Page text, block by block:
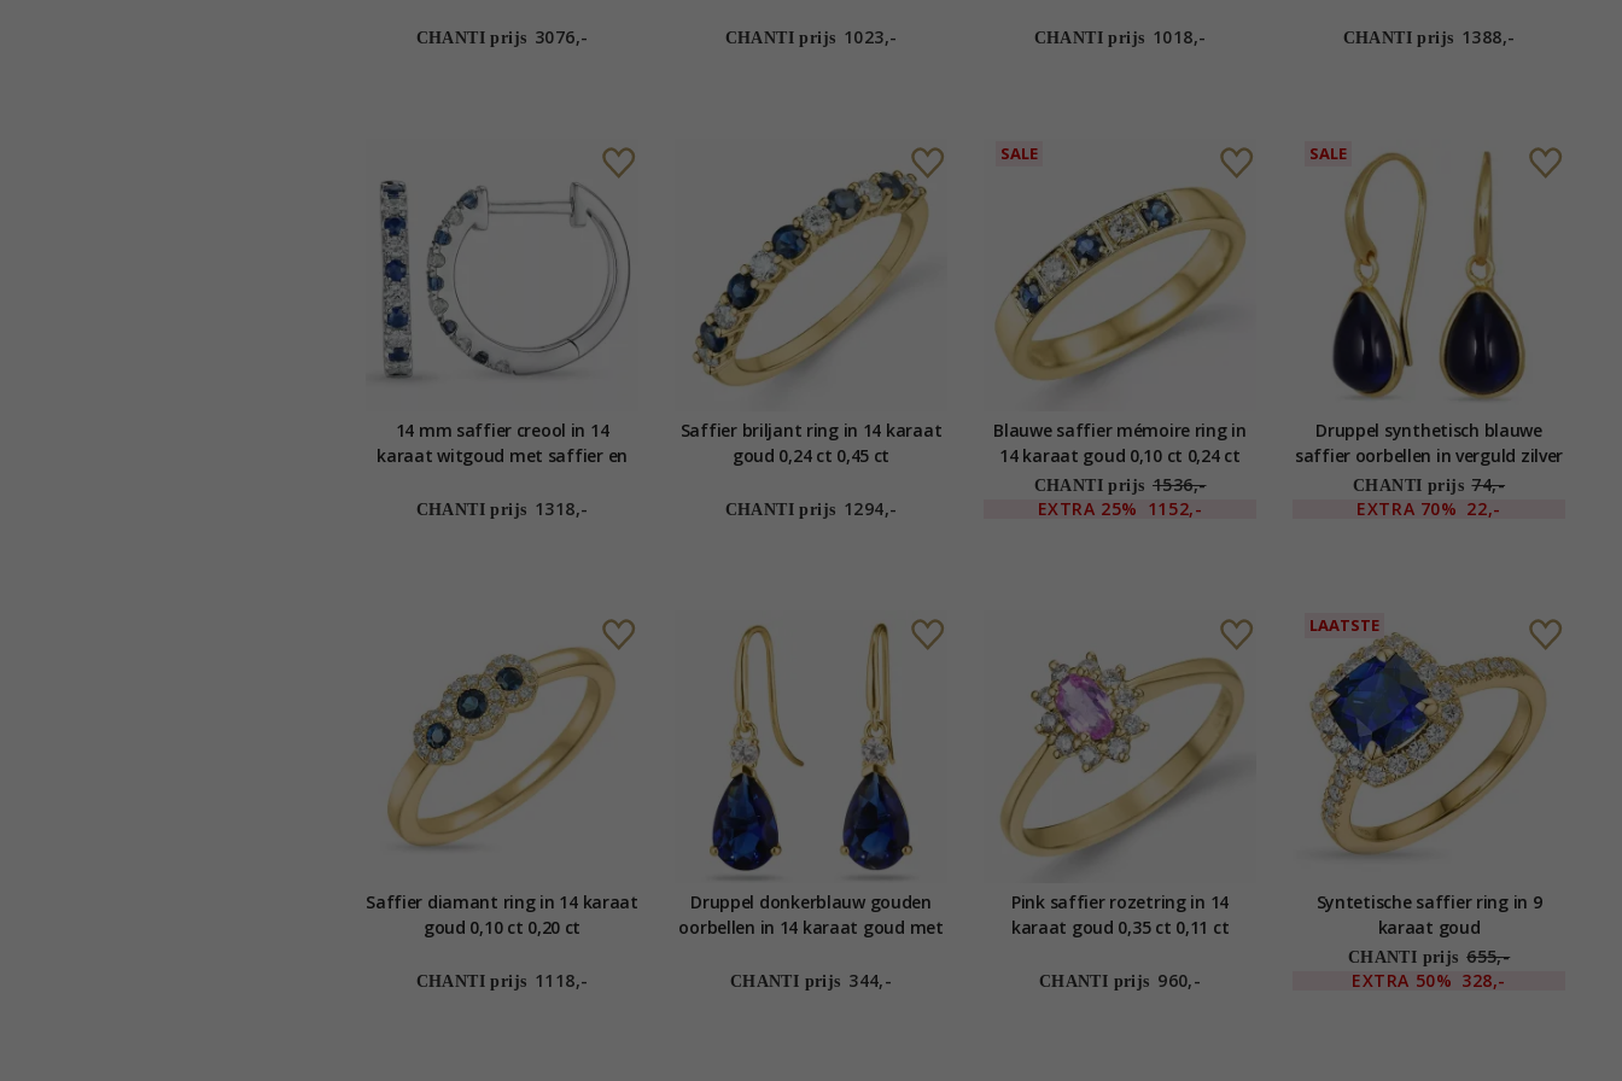
CHANTI prijs 3076,- CHANTI prijs 1023,- CHANTI prijs 1018,- CHANTI prijs 1388,-
14 mm saffier creool in 14
karaat witgoud met saffier en
CHANTI prijs 1318,-
Saffier briljant ring in 14 karaat
goud 0,24 ct 0,45 ct
CHANTI prijs 1294,-
SALE
Blauwe saffier mémoire ring in
14 karaat goud 0,10 ct 0,24 ct
CHANTI prijs 1536,-
EXTRA 25% 1152,-
SALE
Druppel synthetisch blauwe
saffier oorbellen in verguld zilver
- Loom Stones
CHANTI prijs 74,-
EXTRA 70% 22,-
Saffier diamant ring in 14 karaat
goud 0,10 ct 0,20 ct
CHANTI prijs 1118,-
Druppel donkerblauw gouden
oorbellen in 14 karaat goud met
Gold Collection
CHANTI prijs 344,-
Pink saffier rozetring in 14
karaat goud 0,35 ct 0,11 ct
CHANTI prijs 960,-
LAATSTE
Syntetische saffier ring in 9
karaat goud
CHANTI prijs 655,-
EXTRA 50% 328,-